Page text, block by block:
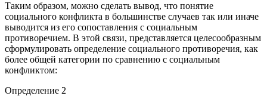
Таким образом, можно сделать вывод, что понятие
социального конфликта в большинстве случаев так или иначе
выводится из его сопоставления с социальным
противоречием. В этой связи, представляется целесообразным
сформулировать определение социального противоречия, как
более общей категории по сравнению с социальным
конфликтом:
Определение 2